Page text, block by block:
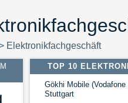
Elektronikfachgeschäft
TOP 10
Gökhi Mobile
Stuttgart